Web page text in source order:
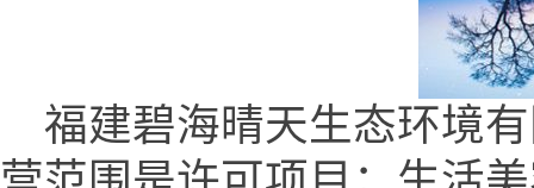
福建碧海晴天生态环境